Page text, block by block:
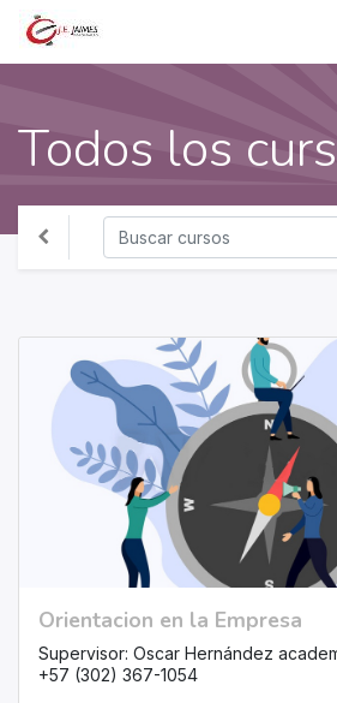
Todos los
Orientacion en la Empresa
Supervisor: Oscar Hernández academia@jejaimes.com.co
+57 (302) 367-1054